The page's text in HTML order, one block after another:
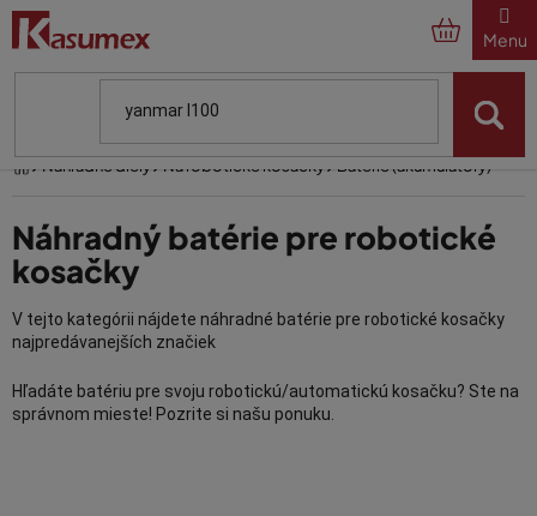
Prejsť
obsah
Náhradné diely Na robotické kosačky Batérie (akumulátory)
Náhradný batérie pre robotické
kosačky
V tejto kategórii nájdete náhradné batérie pre robotické kosačky
najpredávanejších značiek
Hľadáte batériu pre svoju robotickú/automatickú kosačku? Ste na
správnom mieste! Pozrite si našu ponuku.